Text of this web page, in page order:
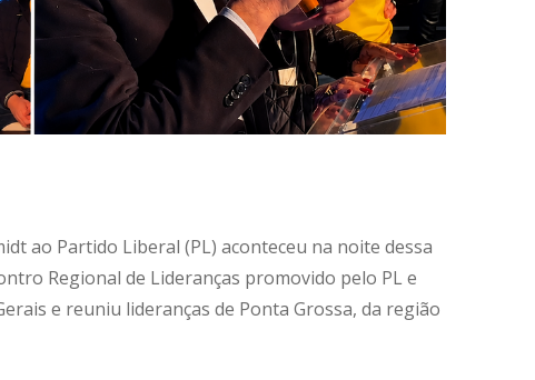
ao Partido Liberal (PL) aconteceu na noite dessa
Regional de Lideranças promovido pelo PL e
e reuniu lideranças de Ponta Grossa, da região